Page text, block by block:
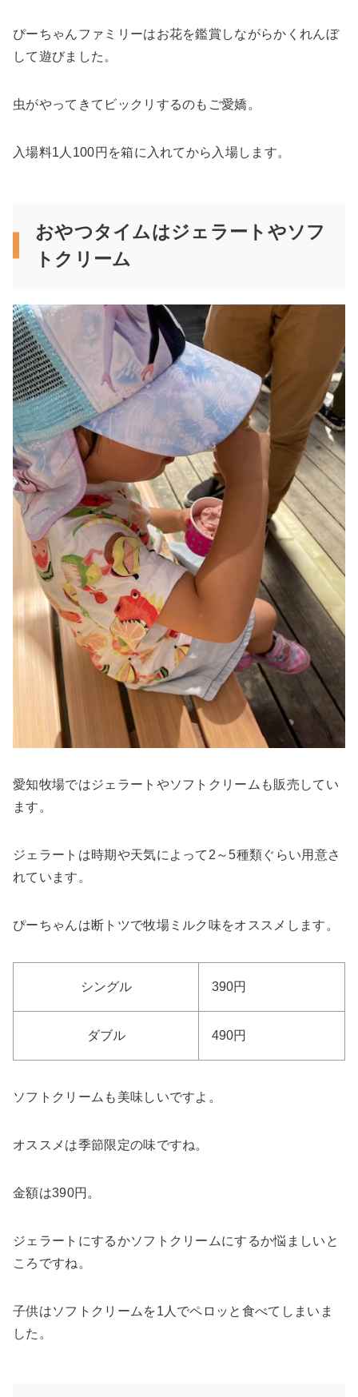
ぴーちゃんファミリーはお花を鑑賞しながらかくれんぼ
して遊びました。
虫がやってきてビックリするのもご愛嬌。
入場料1人100円を箱に入れてから入場します。
おやつタイムはジェラートやソフ
トクリーム
愛知牧場ではジェラートやソフトクリームも販売してい
ます。
ジェラートは時期や天気によって2～5種類ぐらい用意さ
れています。
ぴーちゃんは断トツで牧場ミルク味をオススメします。
シングル 390円
ダブル 490円
ソフトクリームも美味しいですよ。
オススメは季節限定の味ですね。
金額は390円。
ジェラートにするかソフトクリームにするか悩ましいと
ころですね。
子供はソフトクリームを1人でペロッと食べてしまいま
した。